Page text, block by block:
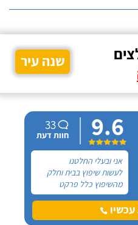
שנה עיר
9.6
33
חוות דעת
אני ובעלי החלטנו
לעשות שיפוץ בבית וחלק
מהשיפוץ כלל פרקט
למינציה שיותקן מעל
הריצוף (הישן) הקיים. קנינו
את הפרקט מחנות חיצונית
עכשיו